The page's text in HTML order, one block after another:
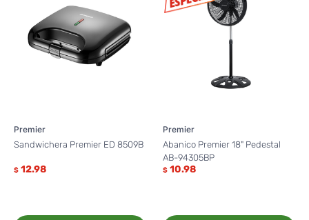
Premier
Sandwichera Premier ED 8509B
$ 12.98
Premier
Abanico Premier 18" Pedestal
AB-94305BP
$ 10.98